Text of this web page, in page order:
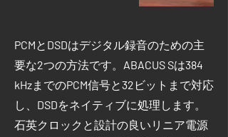
PCMと DSDはデジタル録音のための主
要な2つの方法です。 ABACUS Sは384
kHzまでのPCM信号と 32 ビットまで対応
し、 DSDをネイティブに処理します。
石英クロックと設計の良いリニア電源